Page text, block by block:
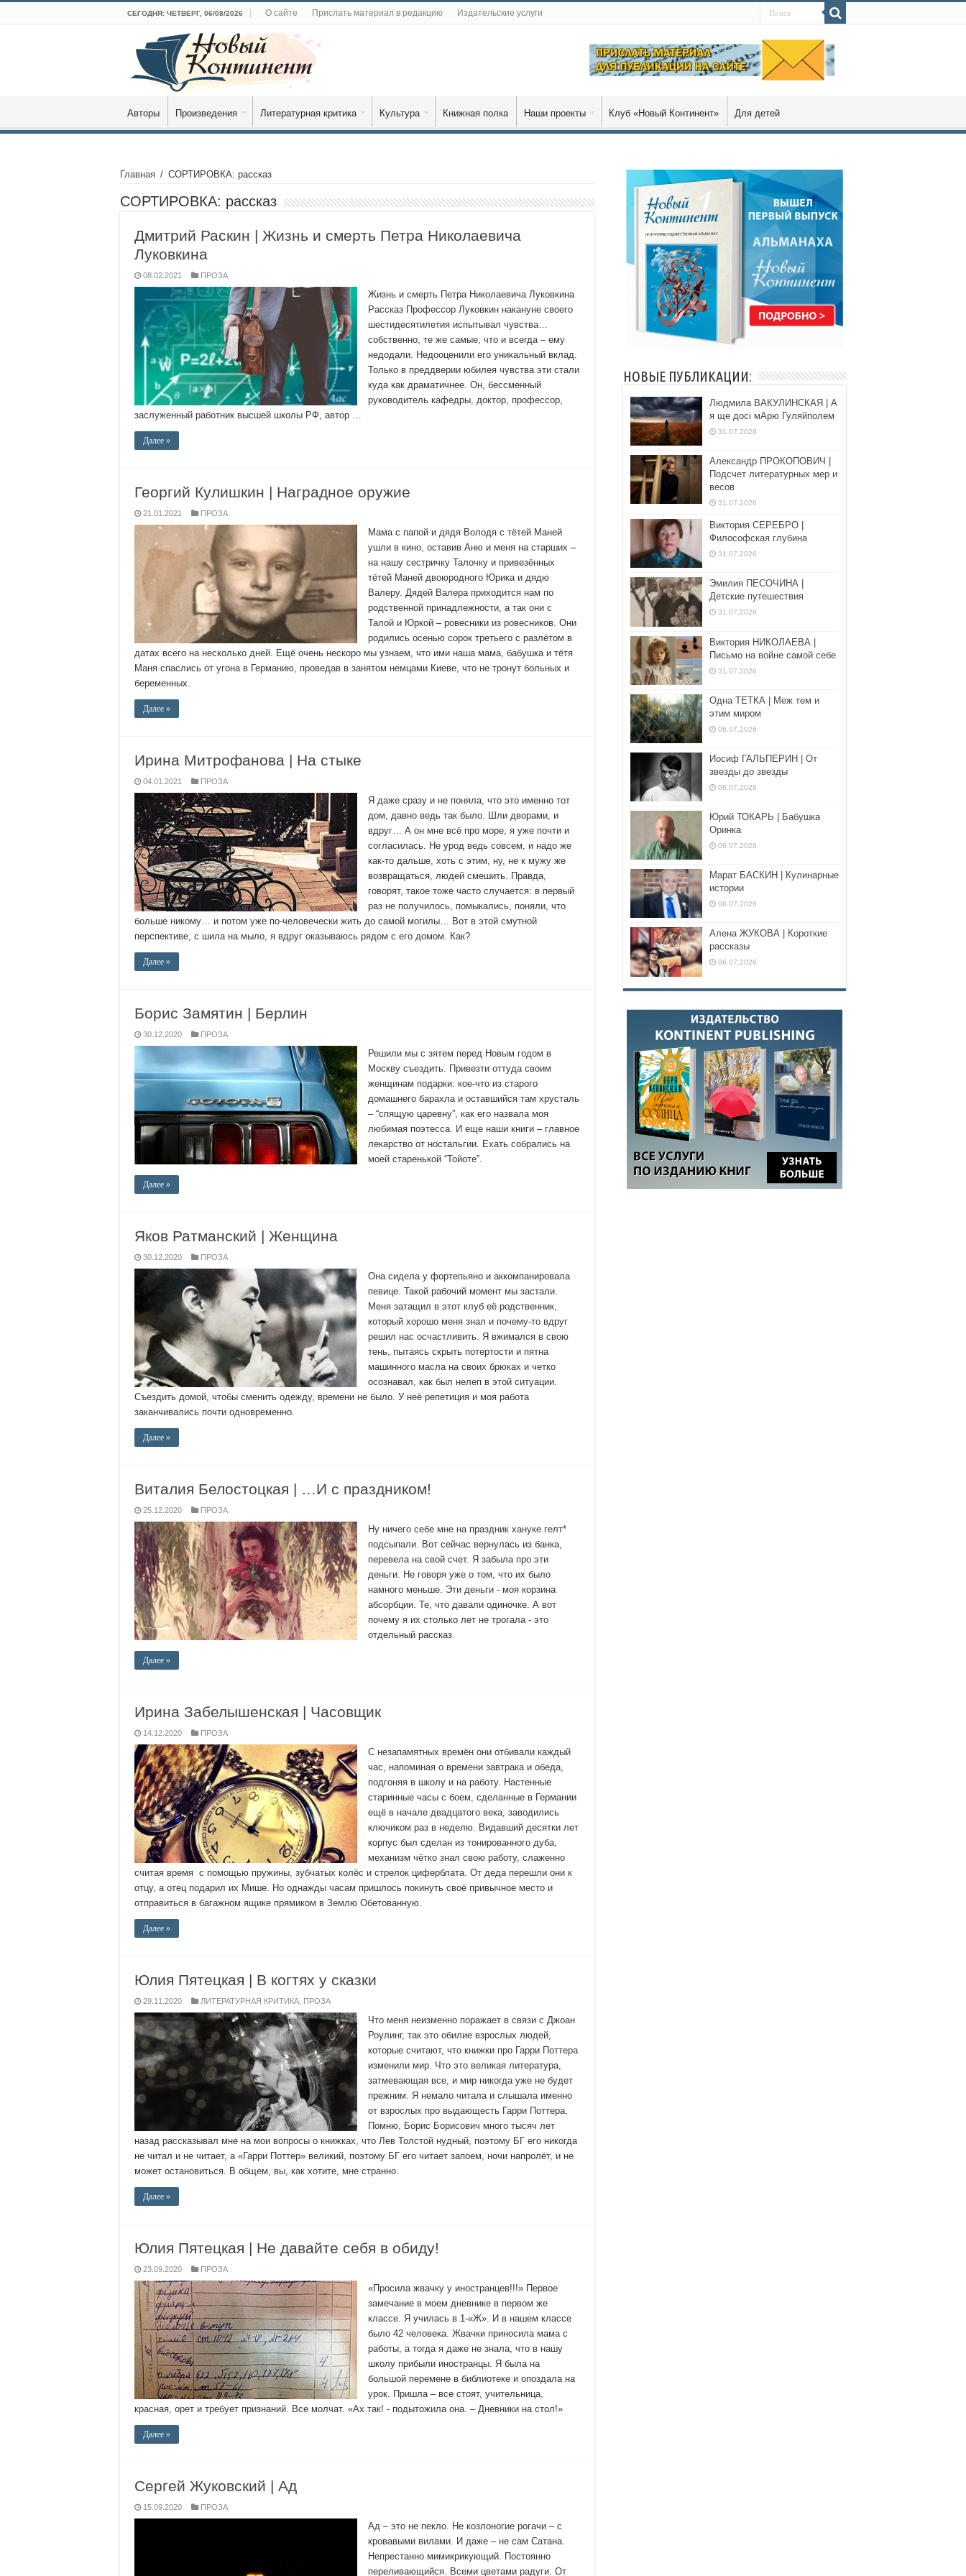
СЕГОДНЯ: ЧЕТВЕРГ, 06/08/2026 О сайте Прислать материал в редакцию Издательские услуги
Авторы Произведения Литературная критика Культура Книжная полка Наши проекты Клуб «Новый Континент» Для детей
Главная / СОРТИРОВКА: рассказ
СОРТИРОВКА: рассказ
Дмитрий Раскин | Жизнь и смерть Петра Николаевича
Луковкина
08.02.2021 ПРОЗА
Жизнь и смерть Петра Николаевича Луковкина
Рассказ Профессор Луковкин накануне своего
шестидесятилетия испытывал чувства…
собственно, те же самые, что и всегда – ему
недодали. Недооценили его уникальный вклад.
Только в преддверии юбилея чувства эти стали
куда как драматичнее. Он, бессменный
руководитель кафедры, доктор, профессор,
заслуженный работник высшей школы РФ, автор …
Далее »
Георгий Кулишкин | Наградное оружие
21.01.2021 ПРОЗА
Мама с папой и дядя Володя с тётей Маней
ушли в кино, оставив Аню и меня на старших –
на нашу сестричку Талочку и привезённых
тётей Маней двоюродного Юрика и дядю
Валеру. Дядей Валера приходится нам по
родственной принадлежности, а так они с
Талой и Юркой – ровесники из ровесников. Они
родились осенью сорок третьего с разлётом в
датах всего на несколько дней. Ещё очень нескоро мы узнаем, что ими наша мама, бабушка и тётя
Маня спаслись от угона в Германию, проведав в занятом немцами Киеве, что не тронут больных и
беременных.
Далее »
Ирина Митрофанова | На стыке
04.01.2021 ПРОЗА
Я даже сразу и не поняла, что это именно тот
дом, давно ведь так было. Шли дворами, и
вдруг… А он мне всё про море, я уже почти и
согласилась. Не урод ведь совсем, и надо же
как-то дальше, хоть с этим, ну, не к мужу же
возвращаться, людей смешить. Правда,
говорят, такое тоже часто случается: в первый
раз не получилось, помыкались, поняли, что
больше никому… и потом уже по-человечески жить до самой могилы… Вот в этой смутной
перспективе, с шила на мыло, я вдруг оказываюсь рядом с его домом. Как?
Далее »
Борис Замятин | Берлин
30.12.2020 ПРОЗА
Решили мы с зятем перед Новым годом в
Москву съездить. Привезти оттуда своим
женщинам подарки: кое-что из старого
домашнего барахла и оставшийся там хрусталь
– “спящую царевну”, как его назвала моя
любимая поэтесса. И еще наши книги – главное
лекарство от ностальгии. Ехать собрались на
моей старенькой “Тойоте”.
Далее »
Яков Ратманский | Женщина
30.12.2020 ПРОЗА
Она сидела у фортепьяно и аккомпанировала
певице. Такой рабочий момент мы застали.
Меня затащил в этот клуб её родственник,
который хорошо меня знал и почему-то вдруг
решил нас осчастливить. Я вжимался в свою
тень, пытаясь скрыть потертости и пятна
машинного масла на своих брюках и четко
осознавал, как был нелеп в этой ситуации.
Съездить домой, чтобы сменить одежду, времени не было. У неё репетиция и моя работа
заканчивались почти одновременно.
Далее »
Виталия Белостоцкая | …И с праздником!
25.12.2020 ПРОЗА
Ну ничего себе мне на праздник хануке гелт*
подсыпали. Вот сейчас вернулась из банка,
перевела на свой счет. Я забыла про эти
деньги. Не говоря уже о том, что их было
намного меньше. Эти деньги - моя корзина
абсорбции. Те, что давали одиночке. А вот
почему я их столько лет не трогала - это
отдельный рассказ.
Далее »
Ирина Забелышенская | Часовщик
14.12.2020 ПРОЗА
С незапамятных времён они отбивали каждый
час, напоминая о времени завтрака и обеда,
подгоняя в школу и на работу. Настенные
старинные часы с боем, сделанные в Германии
ещё в начале двадцатого века, заводились
ключиком раз в неделю. Видавший десятки лет
корпус был сделан из тонированного дуба,
механизм чётко знал свою работу, слаженно
считая время с помощью пружины, зубчатых колёс и стрелок циферблата. От деда перешли они к
отцу, а отец подарил их Мише. Но однажды часам пришлось покинуть своё привычное место и
отправиться в багажном ящике прямиком в Землю Обетованную.
Далее »
Юлия Пятецкая | В когтях у сказки
29.11.2020 ЛИТЕРАТУРНАЯ КРИТИКА ПРОЗА
Что меня неизменно поражает в связи с Джоан
Роулинг, так это обилие взрослых людей,
которые считают, что книжки про Гарри Поттера
изменили мир. Что это великая литература,
затмевающая все, и мир никогда уже не будет
прежним. Я немало читала и слышала именно
от взрослых про выдающесть Гарри Поттера.
Помню, Борис Борисович много тысяч лет
назад рассказывал мне на мои вопросы о книжках, что Лев Толстой нудный, поэтому БГ его никогда
не читал и не читает, а «Гарри Поттер» великий, поэтому БГ его читает запоем, ночи напролёт, и не
может остановиться. В общем, вы, как хотите, мне странно.
Далее »
Юлия Пятецкая | Не давайте себя в обиду!
23.09.2020 ПРОЗА
«Просила жвачку у иностранцев!!!» Первое
замечание в моем дневнике в первом же
классе. Я училась в 1-«Ж». И в нашем классе
было 42 человека. Жвачки приносила мама с
работы, а тогда я даже не знала, что в нашу
школу прибыли иностранцы. Я была на
большой перемене в библиотеке и опоздала на
урок. Пришла – все стоят, учительница,
красная, орет и требует признаний. Все молчат. «Ах так! - подытожила она. – Дневники на стол!»
Далее »
Сергей Жуковский | Ад
15.09.2020 ПРОЗА
Ад – это не пекло. Не козлоногие рогачи – с
кровавыми вилами. И даже – не сам Сатана.
Непрестанно мимикрикующий. Постоянно
переливающийся. Всеми цветами радуги. От
НОВЫЕ ПУБЛИКАЦИИ:
Людмила ВАКУЛИНСКАЯ | А
я ще досі мАрю Гуляйполем
31.07.2026
Александр ПРОКОПОВИЧ |
Подсчет литературных мер и
весов
31.07.2026
Виктория СЕРЕБРО |
Философская глубина
31.07.2026
Эмилия ПЕСОЧИНА |
Детские путешествия
31.07.2026
Виктория НИКОЛАЕВА |
Письмо на войне самой себе
31.07.2026
Одна ТЕТКА | Меж тем и
этим миром
06.07.2026
Иосиф ГАЛЬПЕРИН | От
звезды до звезды
06.07.2026
Юрий ТОКАРЬ | Бабушка
Оринка
06.07.2026
Марат БАСКИН | Кулинарные
истории
06.07.2026
Алена ЖУКОВА | Короткие
рассказы
06.07.2026